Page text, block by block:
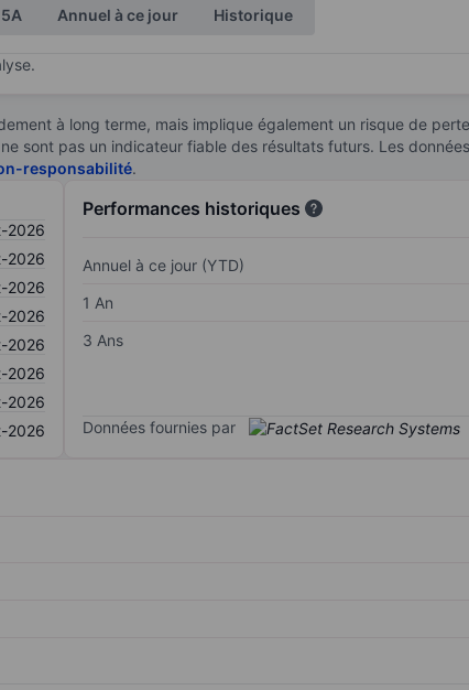
5A Annuel à ce jour Historique
à long terme, mais implique également un risque de
sont pas un indicateur fiable des résultats futurs. Les
responsabilité.
2026
2026
2026
2026
2026
2026
2026
2026
Performances historiques
Annuel à ce jour (YTD)
1 An
3 Ans
Données fournies par